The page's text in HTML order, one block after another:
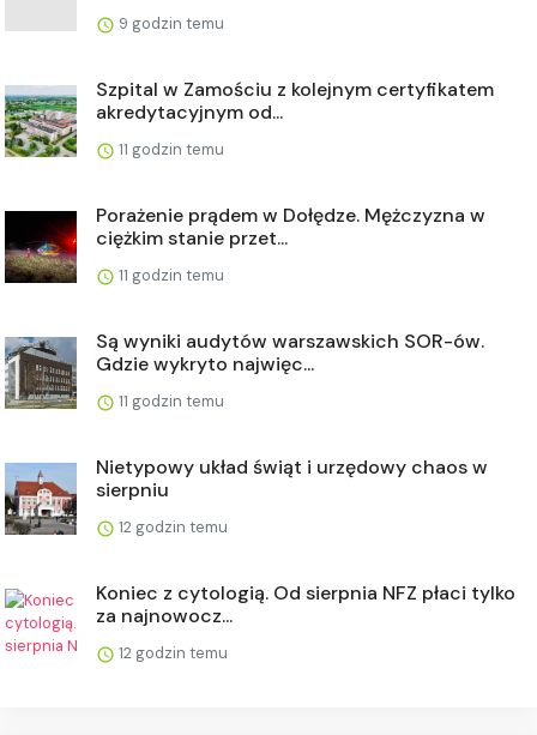
9 godzin temu
Szpital w Zamościu z kolejnym certyfikatem
akredytacyjnym od...
11 godzin temu
Porażenie prądem w Dołędze. Mężczyzna w
ciężkim stanie przet...
11 godzin temu
Są wyniki audytów warszawskich SOR-ów.
Gdzie wykryto najwięc...
11 godzin temu
Nietypowy układ świąt i urzędowy chaos w
sierpniu
12 godzin temu
Koniec z cytologią. Od sierpnia NFZ płaci tylko
za najnowocz...
12 godzin temu